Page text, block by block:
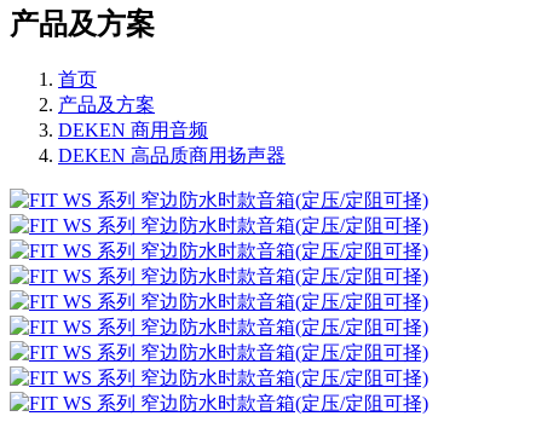
产品及方案
首页
产品及方案
DEKEN 商用音频
DEKEN 高品质商用扬声器